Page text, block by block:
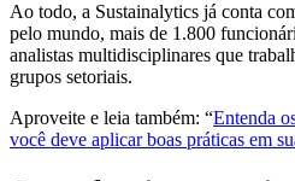
Ao todo, a Sustainalytics já conta
pelo mundo, mais de 1.800
analistas multidisciplinares que
grupos setoriais.
Aproveite e leia também: “Entenda
você deve aplicar boas práticas em